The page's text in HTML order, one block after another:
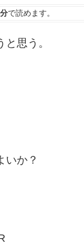
で読めます。
思う。
いか？